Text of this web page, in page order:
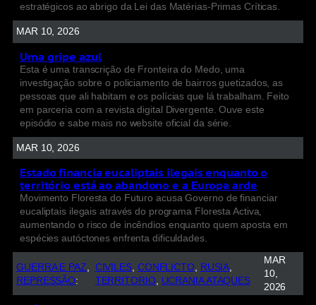
estratégicos ao abrigo da Lei das Matérias-Primas Críticas.
MAR 10, 2026
Uma gripe azul
Esta é uma transcrição de Fronteira do Medo, uma
investigação sobre o policiamento de bairros guetizados, as
pessoas que ali habitam e os polícias que lá trabalham. Feito
em parceria com a revista digital Divergente. Ouve este
episódio e sabe mais no website oficial da série.
MAR 10, 2026
Estado financia eucaliptais ilegais enquanto o
território está ao abandono e a Europa arde
Movimento Floresta do Futuro acusa Governo de financiar
eucaliptais ilegais através do programa Floresta Activa,
aumentando o risco de incêndios enquanto quem aposta em
espécies autóctones enfrenta dificuldades.
GUERRA E PAZ
REPRESSÃO:
CIVILES CONFLICTO, RUSIA
TERRITORIO, UCRANIA ATAQUES
MAR
10,
2026